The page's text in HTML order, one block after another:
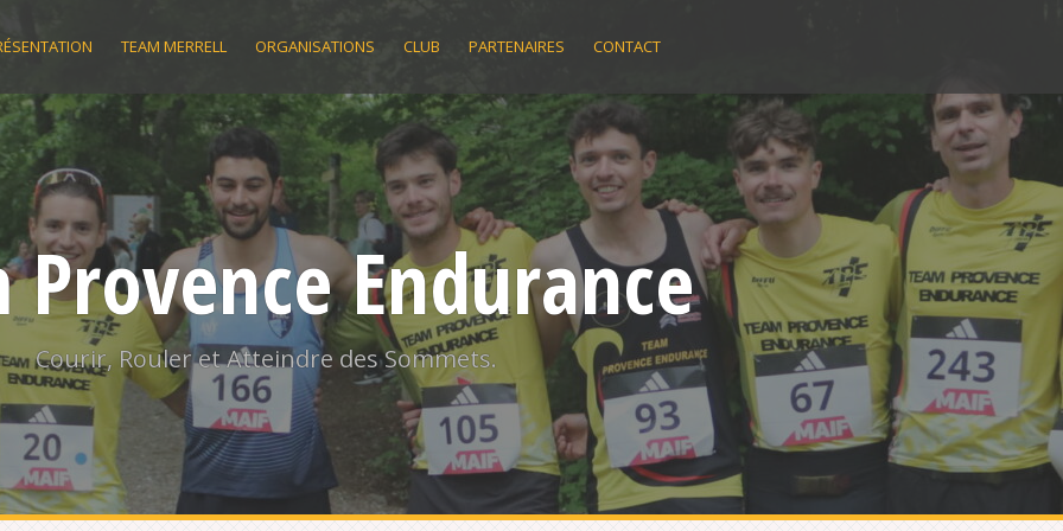
TEAM MERRELL ORGANISATIONS CLUB PARTENAIRES CONTACT
Provence Endurance
Courir, Rouler et Atteindre des Sommets.